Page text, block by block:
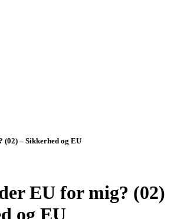
(02) – Sikkerhed og EU
EU for mig? (02)
og EU